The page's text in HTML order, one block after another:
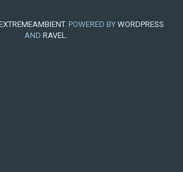
. POWERED BY WORDPRESS
AND RAVEL.